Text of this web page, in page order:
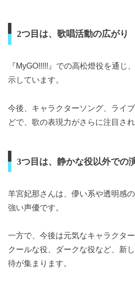
2つ目は、歌唱活動の広がり
『MyGO!!!!!』での高松燈役を通じ
示しています。
今後、キャラクターソング、ライ
どで、歌の表現力がさらに注目さ
3つ目は、静かな役以外での
羊宮妃那さんは、儚い系や透明感
強い声優です。
一方で、今後は元気なキャラクタ
クールな役、ダークな役など、新
待が集まります。